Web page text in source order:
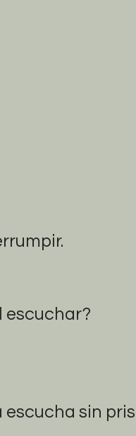
escuchar?
escucha sin